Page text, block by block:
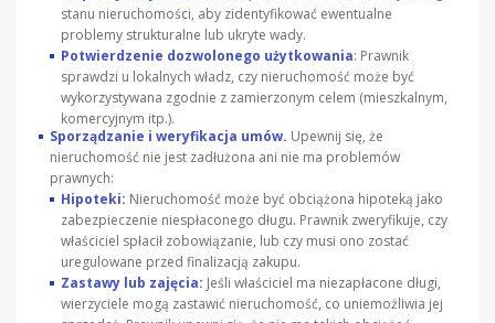
stanu nieruchomości, aby zidentyfikować ewentualne
problemy strukturalne lub ukryte wady.
Potwierdzenie dozwolonego użytkowania: Prawnik
sprawdzi u lokalnych władz, czy nieruchomość może być
wykorzystywana zgodnie z zamierzonym celem (mieszkalnym,
komercyjnym itp.).
Sporządzanie i weryfikacja umów. Upewnij się, że
nieruchomość nie jest zadłużona ani nie ma problemów
prawnych:
Hipoteki: Nieruchomość może być obciążona hipoteką jako
zabezpieczenie niespłaconego długu. Prawnik zweryfikuje, czy
właściciel spłacił zobowiązanie, lub czy musi ono zostać
uregulowane przed finalizacją zakupu.
Zastawy lub zajęcia: Jeśli właściciel ma niezapłacone długi,
wierzyciele mogą zastawić nieruchomość, co uniemożliwia jej